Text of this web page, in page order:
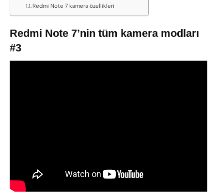
Redmi Note 7 kamera özellikleri
Redmi Note 7’nin tüm kamera modları
#3